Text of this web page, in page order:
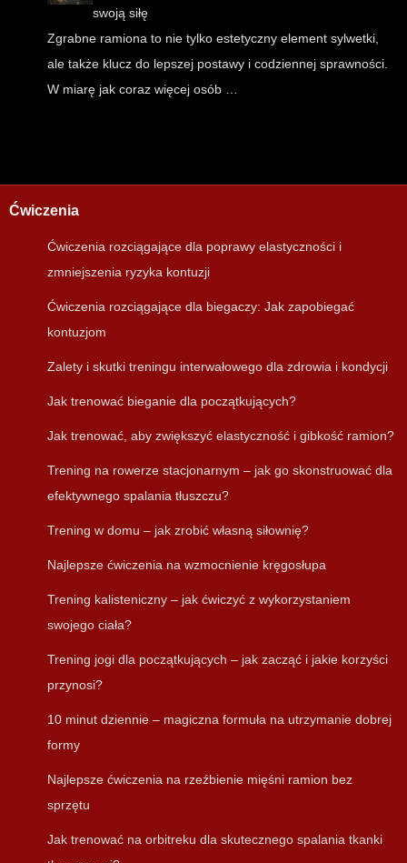
swoją siłę
Zgrabne ramiona to nie tylko estetyczny element sylwetki,
ale także klucz do lepszej postawy i codziennej sprawności.
W miarę jak coraz więcej osób …
Ćwiczenia
Ćwiczenia rozciągające dla poprawy elastyczności i
zmniejszenia ryzyka kontuzji
Ćwiczenia rozciągające dla biegaczy: Jak zapobiegać
kontuzjom
Zalety i skutki treningu interwałowego dla zdrowia i kondycji
Jak trenować bieganie dla początkujących?
Jak trenować, aby zwiększyć elastyczność i gibkość ramion?
Trening na rowerze stacjonarnym – jak go skonstruować dla
efektywnego spalania tłuszczu?
Trening w domu – jak zrobić własną siłownię?
Najlepsze ćwiczenia na wzmocnienie kręgosłupa
Trening kalisteniczny – jak ćwiczyć z wykorzystaniem
swojego ciała?
Trening jogi dla początkujących – jak zacząć i jakie korzyści
przynosi?
10 minut dziennie – magiczna formuła na utrzymanie dobrej
formy
Najlepsze ćwiczenia na rzeźbienie mięśni ramion bez
sprzętu
Jak trenować na orbitreku dla skutecznego spalania tkanki